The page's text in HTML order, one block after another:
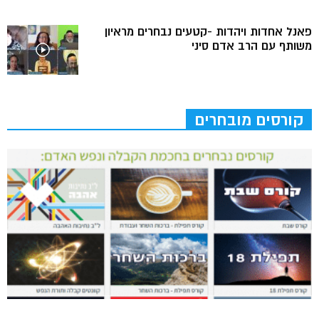
פאנל אחדות ויהדות -קטעים נבחרים מראיון
משותף עם הרב אדם סיני
קורסים מובחרים